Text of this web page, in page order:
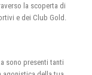
la scoperta di
e dei Club Gold.
sono presenti tanti